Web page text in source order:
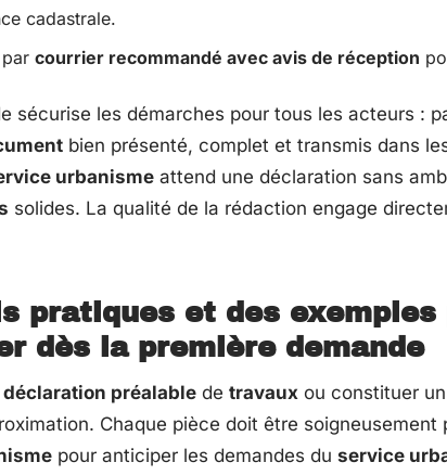
cadastrale.
courrier recommandé avec avis de réception
sécurise les démarches pour tous les acteurs :
bien présenté, complet et transmis dans
urbanisme attend une déclaration sans
solides. La qualité de la rédaction engage
pratiques et des
dès la première demande
déclaration préalable de travaux ou constituer un
Chaque pièce doit être
pour anticiper les demandes du service